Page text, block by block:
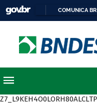
COMUNICA BR